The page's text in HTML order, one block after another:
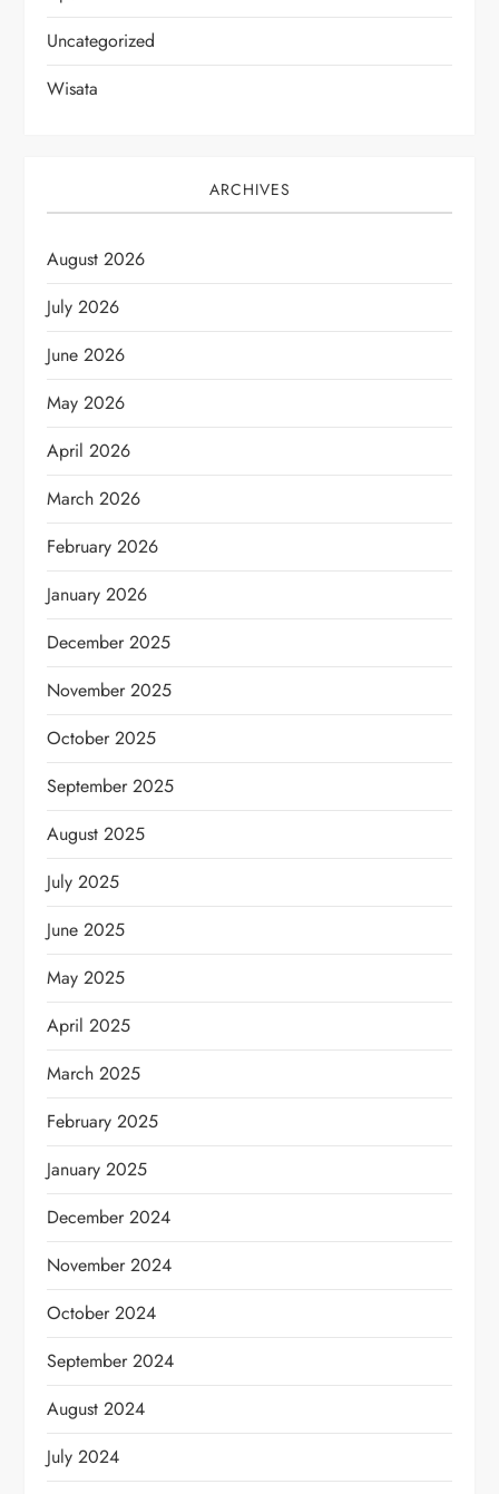
Uncategorized
Wisata
ARCHIVES
August 2026
July 2026
June 2026
May 2026
April 2026
March 2026
February 2026
January 2026
December 2025
November 2025
October 2025
September 2025
August 2025
July 2025
June 2025
May 2025
April 2025
March 2025
February 2025
January 2025
December 2024
November 2024
October 2024
September 2024
August 2024
July 2024